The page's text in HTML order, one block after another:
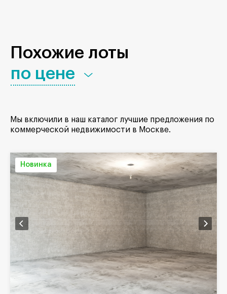
Похожие лоты
по цене
Мы включили в наш каталог лучшие предложения по
коммерческой недвижимости в Москве.
Новинка